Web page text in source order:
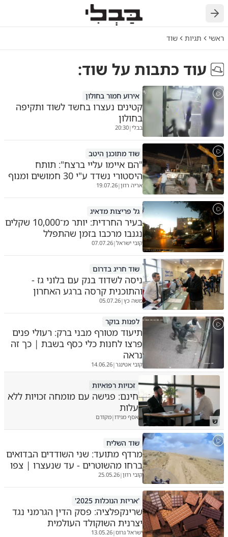
חזרה
ראשי תגיות שוד
עוד כתבות על שוד:
אירוע חמור בחולון
קטינים נעצרו בחשד לשוד ותקיפה
בחולון
בבלי|
20:30
שוד מתוכנן היטב
"הם איימו עליי ברצח": תותח
היסטורי נשדד ע"י 30 חמושים ומנוף
אריה רוזן|
19.07.26
גל פריצות מדאיג
בעיר החרדית: יותר מ־10,000 שקלים
נגנבו מרכבו בזמן שהתפלל
קובי ישראל|
07.07.26
שוד חריג בדרום
ניסה לשדוד בנק עם בלוני גז -
והתוכנית קרסה ברגע האחרון
משה כץ|
05.07.26
לפנות בוקר
תיעוד מטורף מבני ברק: רעולי פנים
פרצו לחנות כלי כסף בשבת | כך זה
נראה
קובי אטינגר|
14.06.26
ש
זכויות רפואיות
חינם: פגישה עם מומחה זכויות ללא
עלות
אסף מגידו|מקודם
שוד השליח
מרדף מתועד: שני השודדים הבדואים
ברחו מהשוטרים - עד שנעצרו | צפו
קובי רוזן|
25.05.26
'אריזת הנוכלות 2025'
שרינקפלציה: פסק הדין הגרמני נגד
יצרנית השוקולד העולמית
ישראל גרוס|
13.05.26